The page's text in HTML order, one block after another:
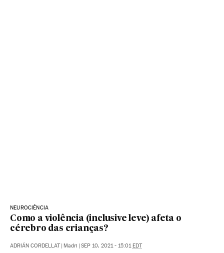
NEUROCIÊNCIA
Como a violência (inclusive leve) afeta o
cérebro das crianças?
ADRIÁN CORDELLAT Madri SEP 10, 2021 - 15:01 EDT